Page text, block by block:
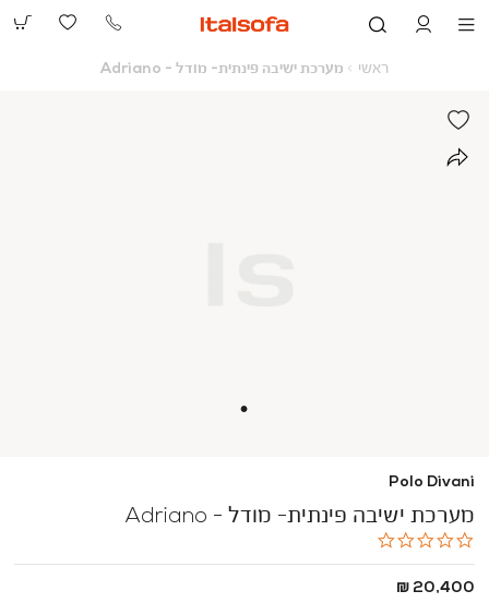
073-
ראשי ראשי
מערכת ישיבה פינתית- מודל - Adriano
Polo Divani
מערכת ישיבה פינתית- מודל - Adriano
החל
20,400 ₪